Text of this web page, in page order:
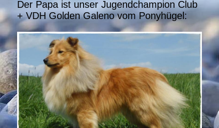
Der Papa ist unser Jugendchampion Club
+ VDH Golden Galeno vom Ponyhügel: